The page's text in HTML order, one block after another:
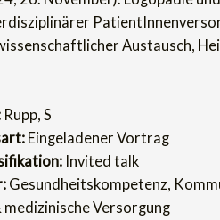
Austausch,
Rupp, S
Eingeladener Vortrag
Invited talk
Gesundheitskompetenz,
medizinische Versorgung